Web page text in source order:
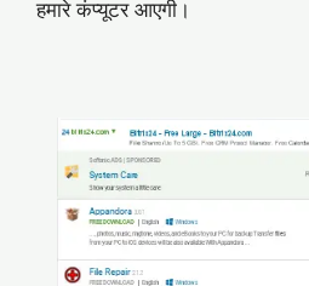
हमारे कंप्यूटर आएगी।